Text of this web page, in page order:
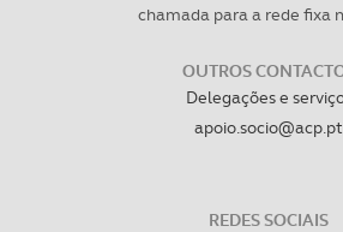
chamada para a rede fixa
OUTROS
Delegações e
apoio.socio@acp.pt
REDES SOCIAIS